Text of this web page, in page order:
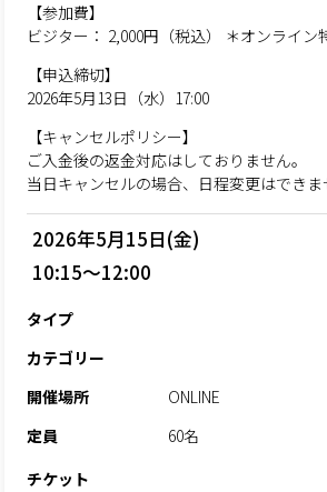
【参加費】
ビジター： 2,000円（税込） ＊オンライン
【申込締切】
2026年5月13日（水）17:00
【キャンセルポリシー】
ご入金後の返金対応はしておりません。
当日キャンセルの場合、日程変更はできま
2026年5月15日(金)
10:15～12:00
タイプ
カテゴリー
開催場所
ONLINE
定員
60名
チケット